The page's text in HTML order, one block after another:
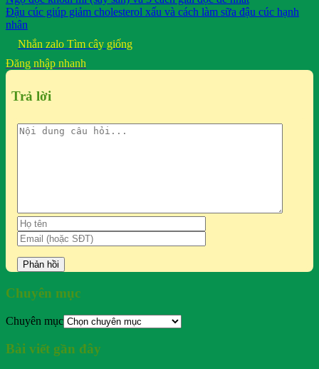
Đậu cúc giúp giảm cholesterol xấu và cách làm sữa đậu cúc hạnh
nhân
Nhắn zalo Tìm cây giống
Đăng nhập nhanh
Trả lời
Chuyên mục
Chuyên mục
Bài viết gần đây